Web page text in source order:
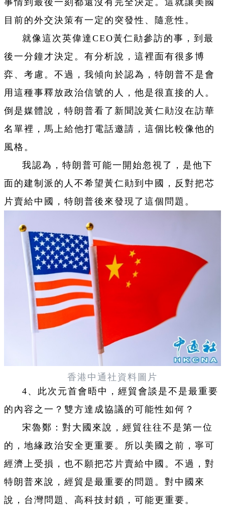
事情到最後一刻都還沒有完全決定。這就讓美國
目前的外交決策有一定的突發性、隨意性。
就像這次英偉達CEO黃仁勛參訪的事，到最
後一分鐘才決定。有分析說，這裡面有很多博
弈、考慮。不過，我傾向於認為，特朗普不是會
用這種事釋放政治信號的人，他是很直接的人。
倒是媒體說，特朗普看了新聞說黃仁勛沒在訪華
名單裡，馬上給他打電話邀請，這個比較像他的
風格。
我認為，特朗普可能一開始忽視了，是他下
面的建制派的人不希望黃仁勛到中國，反對把芯
片賣給中國，特朗普後來發現了這個問題。
香港中通社資料圖片
4、此次元首會晤中，經貿會談是不是最重要
的內容之一？雙方達成協議的可能性如何？
宋魯鄭：對大國來說，經貿往往不是第一位
的，地緣政治安全更重要。所以美國之前，寧可
經濟上受損，也不願把芯片賣給中國。不過，對
特朗普來說，經貿是最重要的問題。對中國來
說，台灣問題、高科技封鎖，可能更重要。